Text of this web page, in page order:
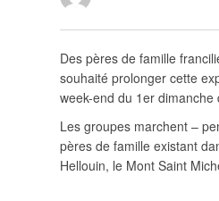
Des pères de famille
souhaité prolonger cette
week-end du 1er dimanche
Les groupes marchent –
pères de famille existant
Hellouin, le Mont Saint